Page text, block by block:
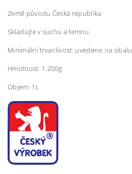
Země původu Česká republika
Skladujte v suchu a temnu.
Minimální trvanlivost: uvedeno na obalu
Hmotnost: 1.200g
Objem: 1L